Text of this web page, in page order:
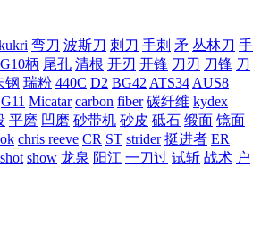
弯刀 波斯刀 刺刀 手刺 矛 丛林刀 手
G10柄 尾孔 清根 开刃 开锋 刀刃 刀锋 刀
钢 瑞粉 440C D2 BG42 ATS34 AUS8
G11 Micatar carbon fiber 碳纤维 kydex
平磨 凹磨 砂带机 砂皮 砥石 缎面 镜面
chris reeve CR ST strider 挺进者 ER
shot show 龙泉 阳江 一刀过 试斩 战术 户